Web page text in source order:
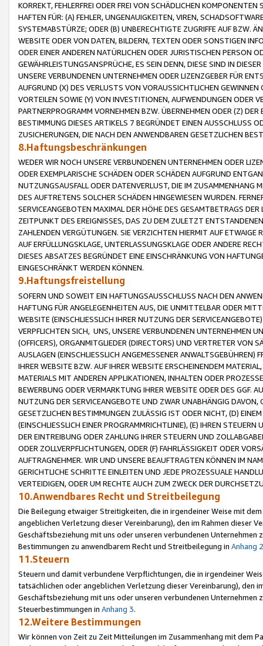
KORREKT, FEHLERFREI ODER FREI VON SCHÄDLICHEN
HAFTEN FÜR: (A) FEHLER, UNGENAUIGKEITEN, VIREN,
SYSTEMABSTÜRZE; ODER (B) UNBERECHTIGTE ZUGRIFFE AUF BZW.
WEBSITE ODER VON DATEN, BILDERN, TEXTEN ODER SONSTIGEN
ODER EINER ANDEREN NATÜRLICHEN ODER JURISTISCHEN PERSON
GEWÄHRLEISTUNGSANSPRÜCHE, ES SEIN DENN, DIESE SIND IN
UNSERE VERBUNDENEN UNTERNEHMEN ODER LIZENZGEBER FÜR
AUFGRUND (X) DES VERLUSTS VON VORAUSSICHTLICHEN
VORTEILEN SOWIE (Y) VON INVESTITIONEN, AUFWENDUNGEN ODER
PARTNERPROGRAMM VORNEHMEN BZW. ÜBERNEHMEN ODER (Z)
BESTIMMUNG DIESES ARTIKELS 7 BEGRÜNDET EINEN AUSSCHLUSS
ZUSICHERUNGEN, DIE NACH DEN ANWENDBAREN GESETZLICHEN
8.Haftungsbeschränkungen
WEDER WIR NOCH UNSERE VERBUNDENEN UNTERNEHMEN ODER
ODER EXEMPLARISCHE SCHÄDEN ODER SCHÄDEN AUFGRUND
NUTZUNGSAUSFALL ODER DATENVERLUST, DIE IM ZUSAMMENHANG
DES AUFTRETENS SOLCHER SCHÄDEN HINGEWIESEN WURDEN.
SERVICEANGEBOTEN MAXIMAL DER HÖHE DES GESAMTBETRAGS
ZEITPUNKT DES EREIGNISSES, DAS ZU DEM ZULETZT
ZAHLENDEN VERGÜTUNGEN. SIE VERZICHTEN HIERMIT AUF
AUF ERFÜLLUNGSKLAGE, UNTERLASSUNGSKLAGE ODER ANDERE
DIESES ABSATZES BEGRÜNDET EINE EINSCHRÄNKUNG VON
EINGESCHRÄNKT WERDEN KÖNNEN.
9.Haftungsfreistellung
SOFERN UND SOWEIT EIN HAFTUNGSAUSSCHLUSS NACH DEN
HAFTUNG FÜR ANGELEGENHEITEN AUS, DIE UNMITTELBAR ODER
WEBSITE (EINSCHLIESSLICH IHRER NUTZUNG DER
VERPFLICHTEN SICH, UNS, UNSERE VERBUNDENEN UNTERNEHMEN
(OFFICERS), ORGANMITGLIEDER (DIRECTORS) UND VERTRETER VON
AUSLAGEN (EINSCHLIESSLICH ANGEMESSENER
IHRER WEBSITE BZW. AUF IHRER WEBSITE ERSCHEINENDEM
MATERIALS MIT ANDEREN APPLIKATIONEN, INHALTEN ODER
BEWERBUNG ODER VERMARKTUNG IHRER WEBSITE ODER DES GGF.
NUTZUNG DER SERVICEANGEBOTE UND ZWAR UNABHÄNGIG
GESETZLICHEN BESTIMMUNGEN ZULÄSSIG IST ODER NICHT, (D)
(EINSCHLIESSLICH EINER PROGRAMMRICHTLINIE), (E) IHREN
DER EINTREIBUNG ODER ZAHLUNG IHRER STEUERN UND
ODER ZOLLVERPFLICHTUNGEN, ODER (F) FAHRLÄSSIGKEIT ODER
AUFTRAGNEHMER. WIR UND UNSERE BEAUFTRAGTEN KÖNNEN IM
GERICHTLICHE SCHRITTE EINLEITEN UND JEDE PROZESSUALE
VERTEIDIGEN, ODER UM RECHTE AUCH ZUM ZWECK DER
10.Anwendbares Recht und Streitbeilegung
Die Beilegung etwaiger Streitigkeiten, die in irgendeiner Weise mit
angeblichen Verletzung dieser Vereinbarung), den im Rahmen dieser
Geschäftsbeziehung mit uns oder unseren verbundenen
Bestimmungen zu anwendbarem Recht und Streitbeilegung in Anhang 2
11.Steuern
Steuern und damit verbundene Verpflichtungen, die in irgendeiner
tatsächlichen oder angeblichen Verletzung dieser Vereinbarung), den
Geschäftsbeziehung mit uns oder unseren verbundenen
Steuerbestimmungen in Anhang 3.
12.Weitere Bestimmungen
Wir können von Zeit zu Zeit Mitteilungen im Zusammenhang mit dem